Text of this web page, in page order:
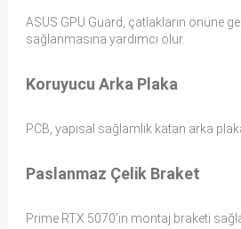
ASUS GPU Guard, çatlakların önüne
sağlanmasına yardımcı olur.
Koruyucu Arka Plaka
PCB, yapısal sağlamlık katan arka
Paslanmaz Çelik Braket
Prime RTX 5070’in montaj braketi